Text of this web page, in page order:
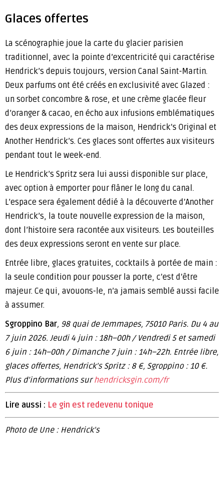
Glaces offertes
La scénographie joue la carte du glacier parisien
traditionnel, avec la pointe d’excentricité qui caractérise
Hendrick’s depuis toujours, version Canal Saint-Martin.
Deux parfums ont été créés en exclusivité avec Glazed :
un sorbet concombre & rose, et une crème glacée fleur
d’oranger & cacao, en écho aux infusions emblématiques
des deux expressions de la maison, Hendrick’s Original et
Another Hendrick’s. Ces glaces sont offertes aux visiteurs
pendant tout le week-end.
Le Hendrick’s Spritz sera lui aussi disponible sur place,
avec option à emporter pour flâner le long du canal.
L’espace sera également dédié à la découverte d’Another
Hendrick’s, la toute nouvelle expression de la maison,
dont l’histoire sera racontée aux visiteurs. Les bouteilles
des deux expressions seront en vente sur place.
Entrée libre, glaces gratuites, cocktails à portée de main :
la seule condition pour pousser la porte, c’est d’être
majeur. Ce qui, avouons-le, n’a jamais semblé aussi facile
à assumer.
Sgroppino Bar, 98 quai de Jemmapes, 75010 Paris. Du 4 au
7 juin 2026. Jeudi 4 juin : 18h–00h / Vendredi 5 et samedi
6 juin : 14h–00h / Dimanche 7 juin : 14h–22h. Entrée libre,
glaces offertes, Hendrick’s Spritz : 8 €, Sgroppino : 10 €.
Plus d’informations surhendricksgin.com/fr
Lire aussi : Le gin est redevenu tonique
Photo de Une : Hendrick’s